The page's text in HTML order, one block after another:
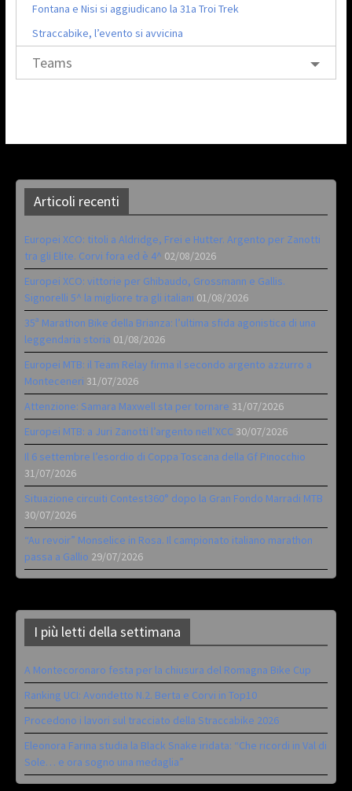
Fontana e Nisi si aggiudicano la 31a Troi Trek
Straccabike, l’evento si avvicina
Teams
Articoli recenti
Europei XCO: titoli a Aldridge, Frei e Hutter. Argento per Zanotti
tra gli Elite. Corvi fora ed è 4^ 02/08/2026
Europei XCO: vittorie per Ghibaudo, Grossmann e Gallis.
Signorelli 5^ la migliore tra gli italiani 01/08/2026
35ª Marathon Bike della Brianza: l’ultima sfida agonistica di una
leggendaria storia 01/08/2026
Europei MTB: il Team Relay firma il secondo argento azzurro a
Monteceneri 31/07/2026
Attenzione: Samara Maxwell sta per tornare 31/07/2026
Europei MTB: a Juri Zanotti l’argento nell’XCC 30/07/2026
Il 6 settembre l’esordio di Coppa Toscana della Gf Pinocchio
31/07/2026
Situazione circuiti Contest360° dopo la Gran Fondo Marradi MTB
30/07/2026
“Au revoir” Monselice in Rosa. Il campionato italiano marathon
passa a Gallio 29/07/2026
I più letti della settimana
A Montecoronaro festa per la chiusura del Romagna Bike Cup
Ranking UCI: Avondetto N.2. Berta e Corvi in Top10
Procedono i lavori sul tracciato della Straccabike 2026
Eleonora Farina studia la Black Snake iridata: “Che ricordi in Val di
Sole… e ora sogno una medaglia”